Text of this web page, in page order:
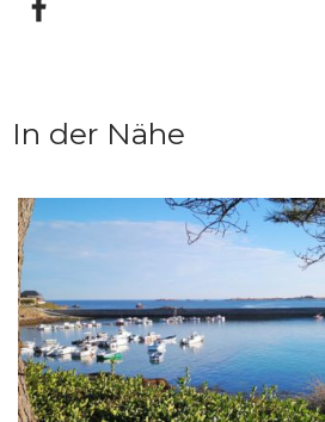
In der Nähe